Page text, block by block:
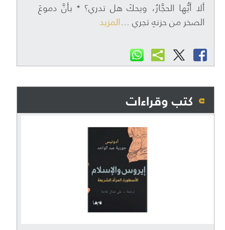
ألا أيُّها الحجَّارُ، ويحكَ هل تدري؟ ٭ بأنَّ دموعَ
الصخر من حزنهِ تجري ...المزيد
كتب وقراءات